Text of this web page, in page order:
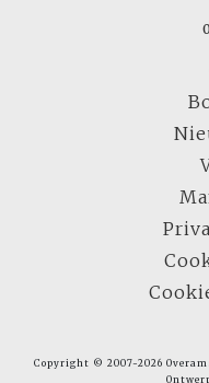
Copyright © 2007-2026